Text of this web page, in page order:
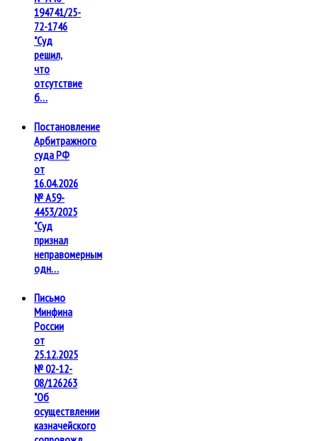
194741/25-
72-1746
"Суд
решил,
что
отсутствие
б…
Постановление
Арбитражного
суда РФ
от
16.04.2026
№ А59-
4453/2025
"Суд
признал
неправомерным
одн…
Письмо
Минфина
России
от
25.12.2025
№ 02-12-
08/126263
"Об
осуществлении
казначейского